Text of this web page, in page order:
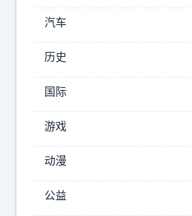
年
《
双
休
》
这
话
都
上
汽车
历史
国际
游戏
动漫
公益